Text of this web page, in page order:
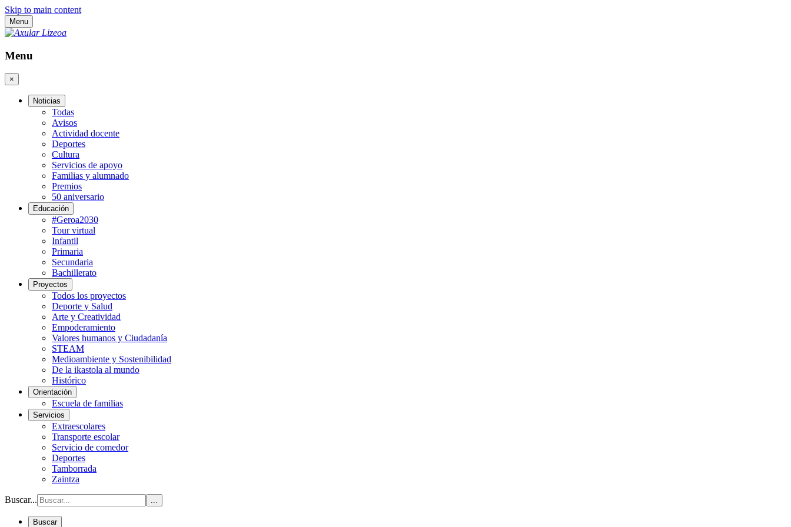
Skip to main content
Menu
Menu
×
Noticias
Todas
Avisos
Actividad docente
Deportes
Cultura
Servicios de apoyo
Familias y alumnado
Premios
50 aniversario
Educación
#Geroa2030
Tour virtual
Infantil
Primaria
Secundaria
Bachillerato
Proyectos
Todos los proyectos
Deporte y Salud
Arte y Creatividad
Empoderamiento
Valores humanos y Ciudadanía
STEAM
Medioambiente y Sostenibilidad
De la ikastola al mundo
Histórico
Orientación
Escuela de familias
Servicios
Extraescolares
Transporte escolar
Servicio de comedor
Deportes
Tamborrada
Zaintza
Buscar... ...
Buscar